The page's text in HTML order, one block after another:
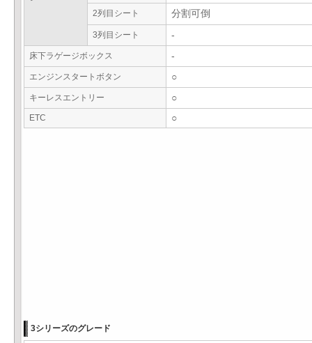
2列目シート
分割可倒
3列目シート -
床下ラゲージボックス -
エンジンスタートボタン ○
キーレスエントリー ○
ETC ○
3シリーズのグレード